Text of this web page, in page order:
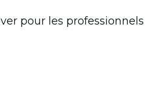
pour les professionnels